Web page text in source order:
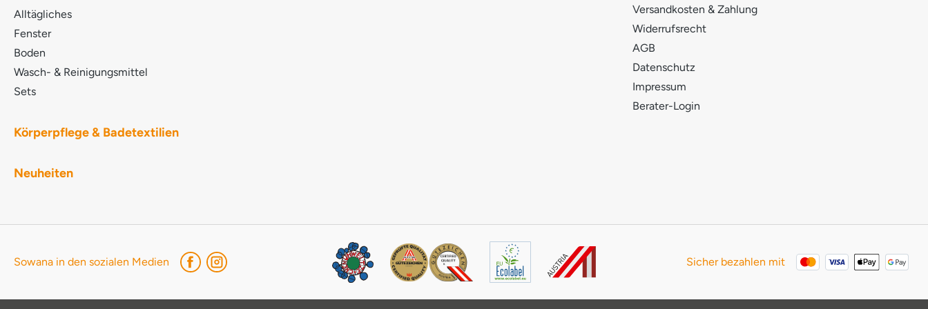
Methoxymethylbutanol POTASSIUM COCOATE
LACTIC ACID SODIUM HYDROXIDE LINALOOL
D,L-alpha-Pinen MYRISTYL ALCOHOL NATRIUM-
Alltägliches
Fenster
Boden
Wasch- & Reinigungsmittel
Sets
Körperpflege & Badetextilien
Neuheiten
Versandkosten & Zahlung
Widerrufsrecht
AGB
Datenschutz
Impressum
Berater-Login
Sowana in den sozialen Medien Sicher bezahlen mit